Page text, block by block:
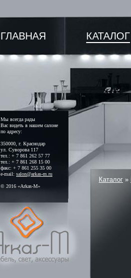
Мы всегда рады
Вас видеть в нашем салоне
по адресу:
350000, г. Краснодар
ул. Суворова 117
тел.: + 7 861 262 57 77
тел.: + 7 861 268 15 00
факс: + 7 861 255 35 00
e-mail: salon@arkas-m.ru
© 2016 «Arkas-M»
ГЛАВНАЯ КАТАЛОГ
Каталог »